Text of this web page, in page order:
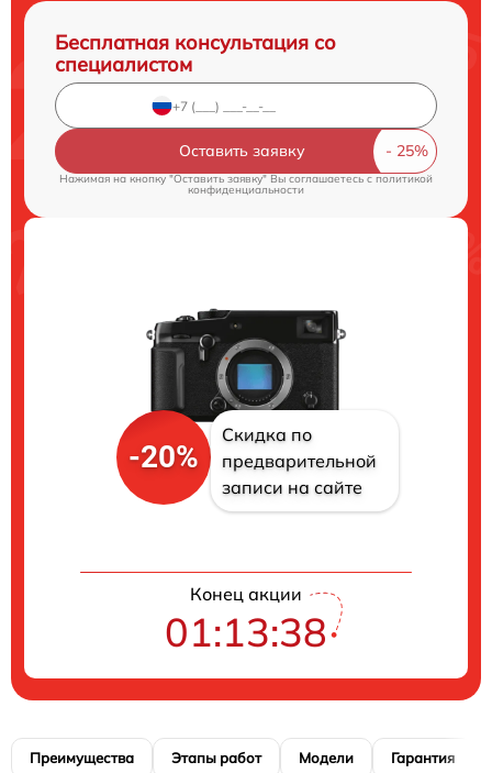
Бесплатная консультация со
специалистом
Оставить заявку
Нажимая на кнопку "Оставить заявку" Вы соглашаетесь c политикой
конфиденциальности
-20%
Скидка по
предварительной
записи на сайте
Конец акции
01:13:37
Преимущества Этапы работ Модели Гарантия